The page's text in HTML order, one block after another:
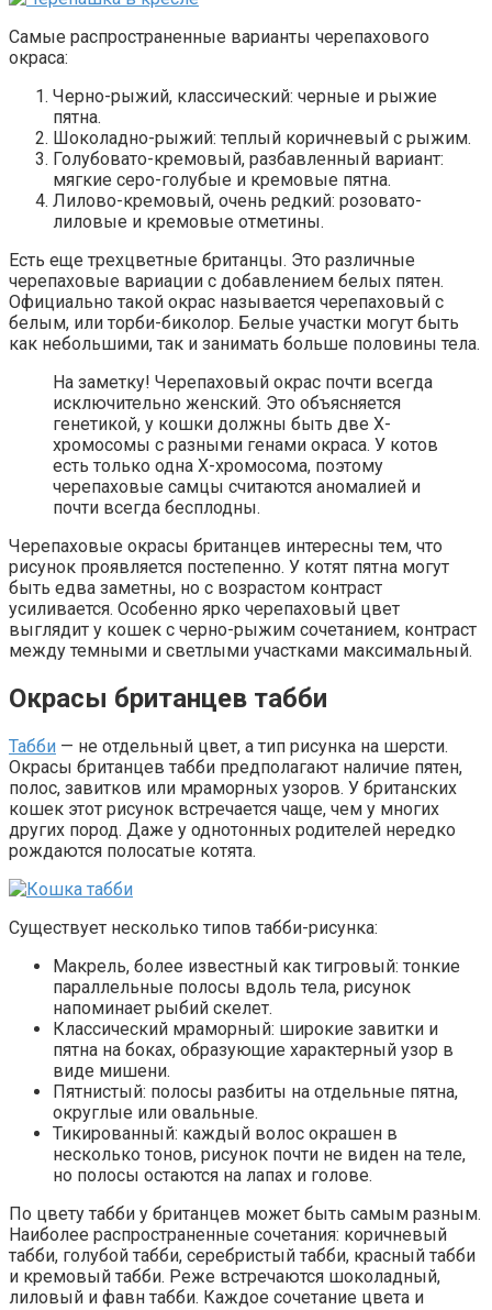
Самые распространенные варианты черепахового
окраса:
Черно-рыжий, классический: черные и рыжие
пятна.
Шоколадно-рыжий: теплый коричневый с рыжим.
Голубовато-кремовый, разбавленный вариант:
мягкие серо-голубые и кремовые пятна.
Лилово-кремовый, очень редкий: розовато-
лиловые и кремовые отметины.
Есть еще трехцветные британцы. Это различные
черепаховые вариации с добавлением белых пятен.
Официально такой окрас называется черепаховый с
белым, или торби-биколор. Белые участки могут быть
как небольшими, так и занимать больше половины тела.
На заметку! Черепаховый окрас почти всегда
исключительно женский. Это объясняется
генетикой, у кошки должны быть две X-
хромосомы с разными генами окраса. У котов
есть только одна X-хромосома, поэтому
черепаховые самцы считаются аномалией и
почти всегда бесплодны.
Черепаховые окрасы британцев интересны тем, что
рисунок проявляется постепенно. У котят пятна могут
быть едва заметны, но с возрастом контраст
усиливается. Особенно ярко черепаховый цвет
выглядит у кошек с черно-рыжим сочетанием, контраст
между темными и светлыми участками максимальный.
Окрасы британцев табби
Табби — не отдельный цвет, а тип рисунка на шерсти.
Окрасы британцев табби предполагают наличие пятен,
полос, завитков или мраморных узоров. У британских
кошек этот рисунок встречается чаще, чем у многих
других пород. Даже у однотонных родителей нередко
рождаются полосатые котята.
Существует несколько типов табби-рисунка:
Макрель, более известный как тигровый: тонкие
параллельные полосы вдоль тела, рисунок
напоминает рыбий скелет.
Классический мраморный: широкие завитки и
пятна на боках, образующие характерный узор в
виде мишени.
Пятнистый: полосы разбиты на отдельные пятна,
округлые или овальные.
Тикированный: каждый волос окрашен в
несколько тонов, рисунок почти не виден на теле,
но полосы остаются на лапах и голове.
По цвету табби у британцев может быть самым разным.
Наиболее распространенные сочетания: коричневый
табби, голубой табби, серебристый табби, красный табби
и кремовый табби. Реже встречаются шоколадный,
лиловый и фавн табби. Каждое сочетание цвета и